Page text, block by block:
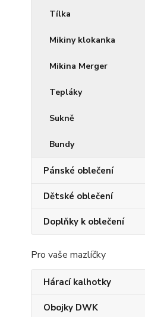
Tílka
Mikiny klokanka
Mikina Merger
Tepláky
Sukně
Bundy
Pánské oblečení
Dětské oblečení
Doplňky k oblečení
Pro vaše mazlíčky
Hárací kalhotky
Obojky DWK